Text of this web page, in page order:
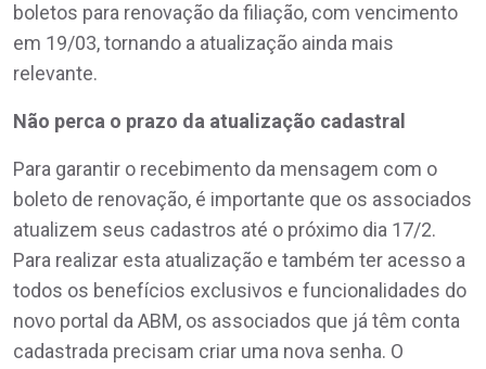
boletos para renovação da filiação, com vencimento
em 19/03, tornando a atualização ainda mais
relevante.
Não perca o prazo da atualização cadastral
Para garantir o recebimento da mensagem com o
boleto de renovação, é importante que os associados
atualizem seus cadastros até o próximo dia 17/2.
Para realizar esta atualização e também ter acesso a
todos os benefícios exclusivos e funcionalidades do
novo portal da ABM, os associados que já têm conta
cadastrada precisam criar uma nova senha. O